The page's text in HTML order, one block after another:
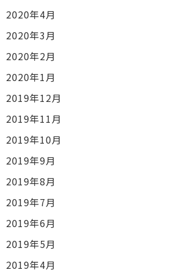
2020年4月
2020年3月
2020年2月
2020年1月
2019年12月
2019年11月
2019年10月
2019年9月
2019年8月
2019年7月
2019年6月
2019年5月
2019年4月